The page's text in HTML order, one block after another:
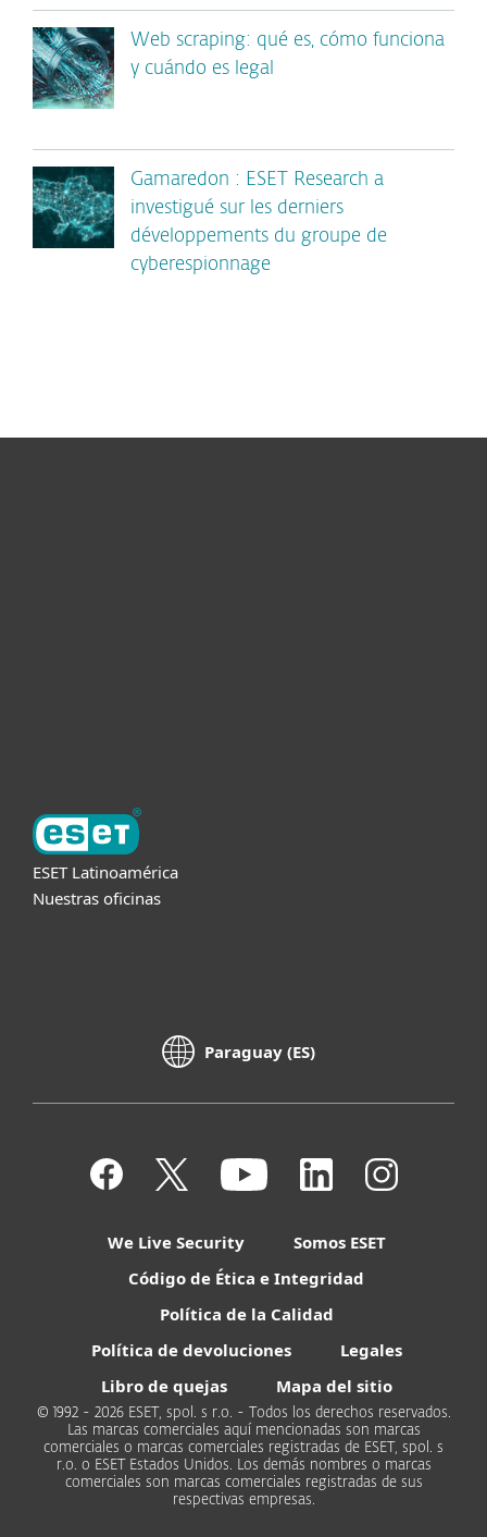
Web scraping: qué es, cómo funciona
y cuándo es legal
Gamaredon : ESET Research a
investigué sur les derniers
développements du groupe de
cyberespionnage
ESET Latinoamérica
Nuestras oficinas
Paraguay (ES)
We Live Security
Somos ESET
Código de Ética e Integridad
Política de la Calidad
Política de devoluciones
Legales
Libro de quejas
Mapa del sitio
© 1992 - 2026 ESET, spol. s r.o. - Todos los derechos reservados.
Las marcas comerciales aquí mencionadas son marcas
comerciales o marcas comerciales registradas de ESET, spol. s
r.o. o ESET Estados Unidos. Los demás nombres o marcas
comerciales son marcas comerciales registradas de sus
respectivas empresas.